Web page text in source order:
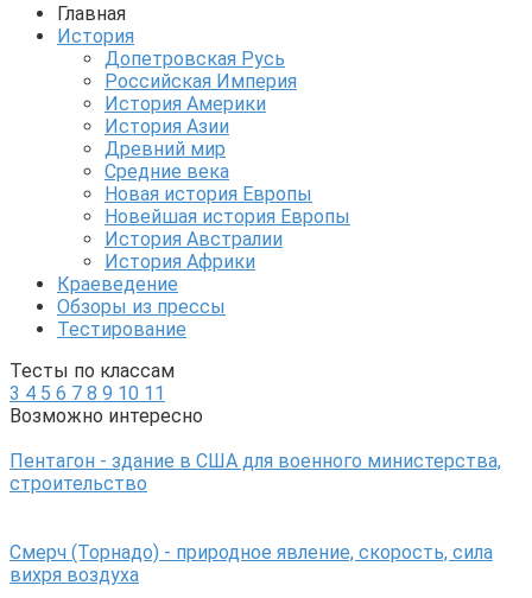
Главная
История
Допетровская Русь
Российская Империя
История Америки
История Азии
Древний мир
Средние века
Новая история Европы
Новейшая история Европы
История Австралии
История Африки
Краеведение
Обзоры из прессы
Тестирование
Тесты по классам
3 4 5 6 7 8 9 10 11
Возможно интересно
Пентагон - здание в США для военного министерства,
строительство
Смерч (Торнадо) - природное явление, скорость, сила
вихря воздуха